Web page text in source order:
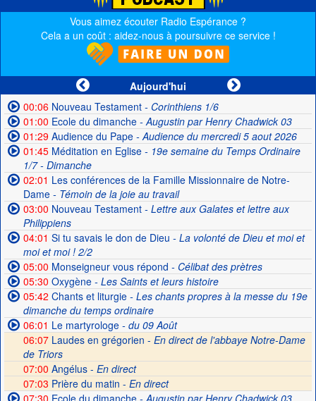
Vous aimez écouter Radio Espérance ?
Cela a un coût : aidez-nous à poursuivre ce service !
Aujourd'hui
00:06Nouveau Testament- Corinthiens 1/6
01:00 Ecole du dimanche- Augustin par Henry Chadwick 03
01:29Audience du Pape- Audience du mercredi 5 aout 2026
01:45Méditation en Eglise- 19e semaine du Temps Ordinaire
1/7 - Dimanche
02:01 Les conférences de la Famille Missionnaire de Notre-
Dame- Témoin de la joie au travail
03:00 Nouveau Testament- Lettre aux Galates et lettre aux
Philippiens
04:01 Si tu savais le don de Dieu - La volonté de Dieu et moi et
moi et moi ! 2/2
05:00 Monseigneur vous répond - Célibat des prètres
05:30 Oxygène- Les Saints et leurs histoire
05:42 Chants et liturgie- Les chants propres à la messe du 19e
dimanche du temps ordinaire
06:01 Le martyrologe- du 09 Août
06:07Laudes en grégorien - En direct de l'abbaye Notre-Dame
de Triors
07:00 Angélus - En direct
07:03 Prière du matin - En direct
07:30 Ecole du dimanche- Augustin par Henry Chadwick 03